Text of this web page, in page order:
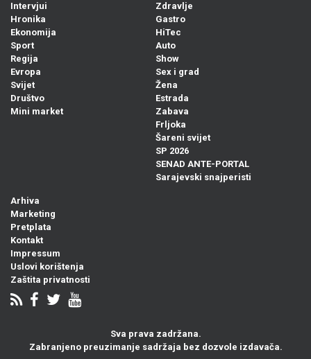
Intervjui
Hronika
Ekonomija
Sport
Regija
Evropa
Svijet
Društvo
Mini market
Zdravlje
Gastro
HiTec
Auto
Show
Sex i grad
Žena
Estrada
Zabava
Frljoka
Šareni svijet
SP 2026
SENAD ANTE-PORTAL
Sarajevski snajperisti
Arhiva
Marketing
Pretplata
Kontakt
Impressum
Uslovi korištenja
Zaštita privatnosti
Sva prava zadržana.
Zabranjeno preuzimanje sadržaja bez dozvole izdavača.